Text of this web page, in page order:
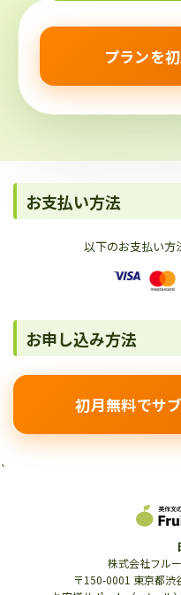
プランを
お支払い方法
以下のお支払い方
お申し込み方法
初月無料でサ
`
株式会社フル
〒150-0001 東京都渋